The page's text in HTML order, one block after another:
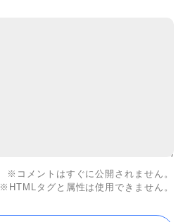
※コメントはすぐに公開されません。
※HTMLタグと属性は使用できません。